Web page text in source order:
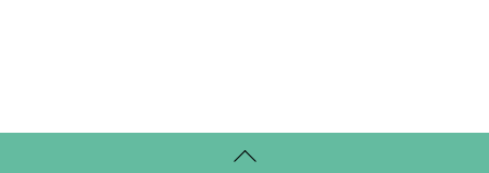
Back